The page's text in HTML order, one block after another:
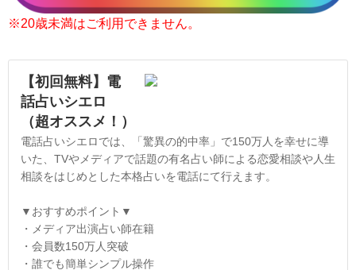
※20歳未満はご利用できません。
【初回無料】電
話占いシエロ
（超オススメ！）
電話占いシエロでは、「驚異の的中率」で150万人を幸せに導
いた、TVやメディアで話題の有名占い師による恋愛相談や人生
相談をはじめとした本格占いを電話にて行えます。
▼おすすめポイント▼
・メディア出演占い師在籍
・会員数150万人突破
・誰でも簡単シンプル操作